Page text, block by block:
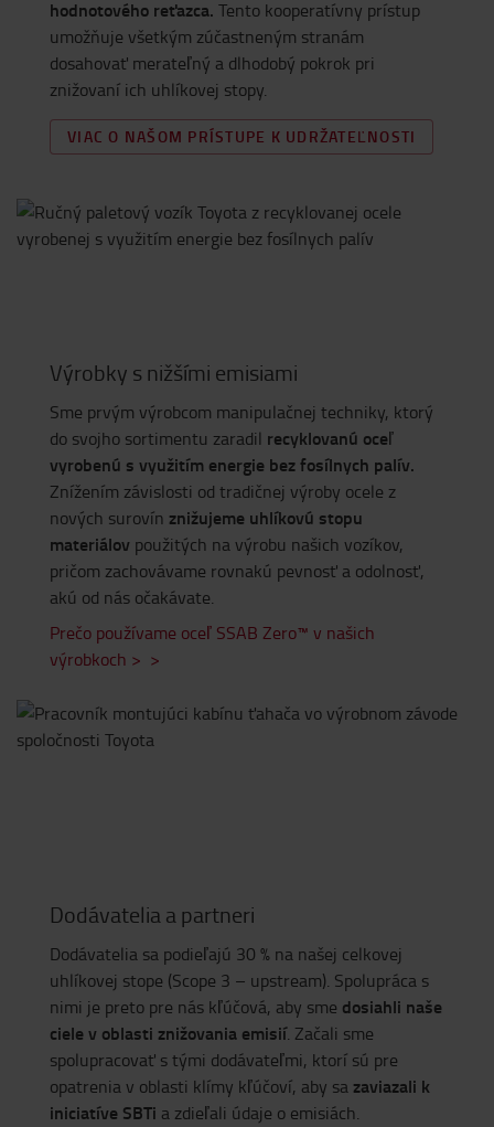
hodnotového reťazca. Tento kooperatívny prístup
umožňuje všetkým zúčastneným stranám
dosahovať merateľný a dlhodobý pokrok pri
znižovaní ich uhlíkovej stopy.
VIAC O NAŠOM PRÍSTUPE K UDRŽATEĽNOSTI
Výrobky s nižšími emisiami
Sme prvým výrobcom manipulačnej techniky, ktorý
do svojho sortimentu zaradil recyklovanú oceľ
vyrobenú s využitím energie bez fosílnych palív.
Znížením závislosti od tradičnej výroby ocele z
nových surovín znižujeme uhlíkovú stopu
materiálov použitých na výrobu našich vozíkov,
pričom zachovávame rovnakú pevnosť a odolnosť,
akú od nás očakávate.
Prečo používame oceľ SSAB Zero™ v našich
výrobkoch > >
Dodávatelia a partneri
Dodávatelia sa podieľajú 30 % na našej celkovej
uhlíkovej stope (Scope 3 – upstream). Spolupráca s
nimi je preto pre nás kľúčová, aby sme dosiahli naše
ciele v oblasti znižovania emisií. Začali sme
spolupracovať s tými dodávateľmi, ktorí sú pre
opatrenia v oblasti klímy kľúčoví, aby sa zaviazali k
iniciatíve SBTi a zdieľali údaje o emisiách.